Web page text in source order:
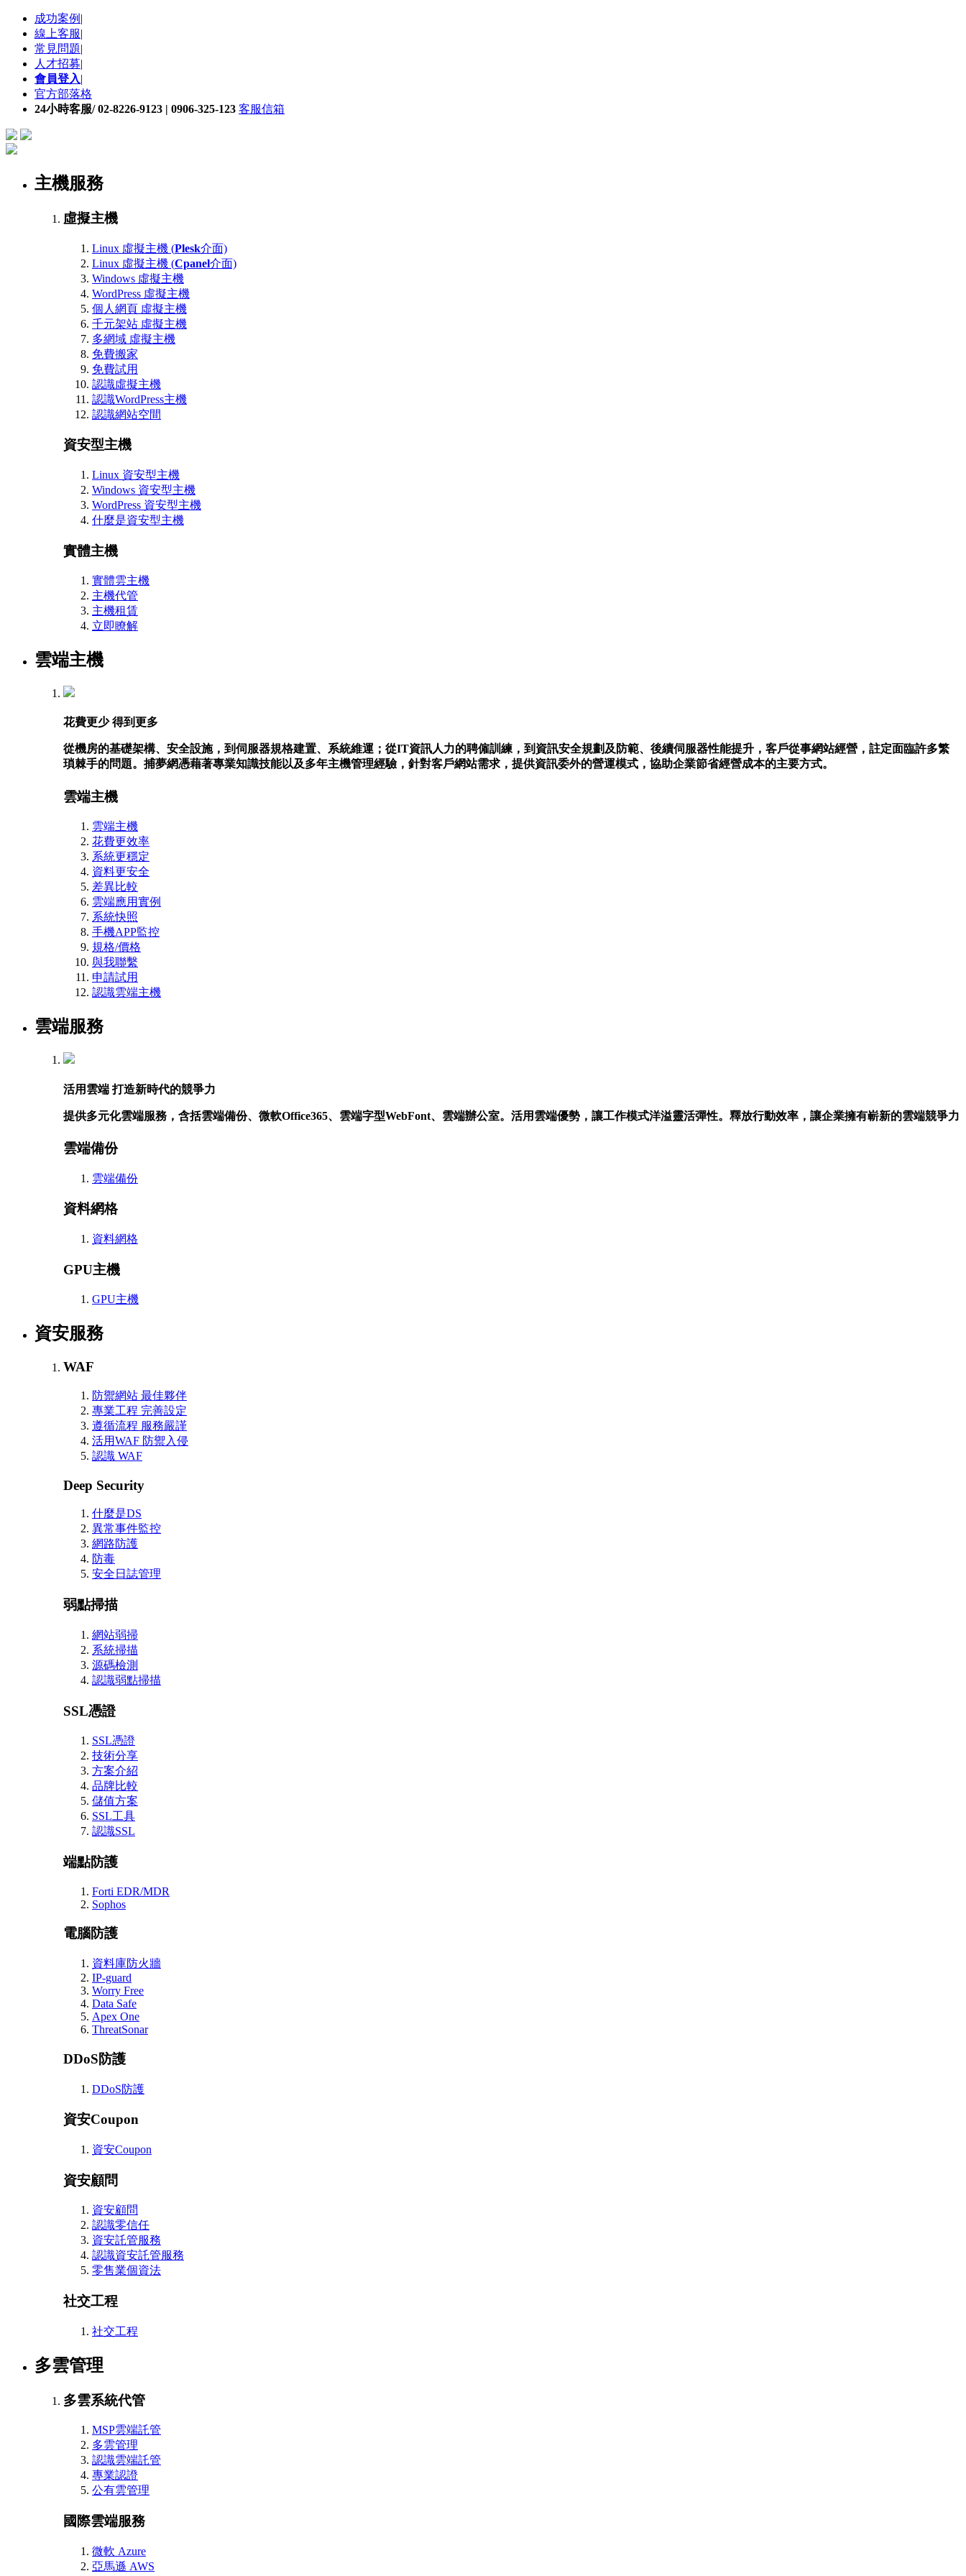
成功案例 |
線上客服|
常見問題|
人才招募|
會員登入|
官方部落格
24小時客服/ 02-8226-9123 | 0906-325-123 客服信箱
主機服務
虛擬主機
Linux 虛擬主機 (Plesk介面)
Linux 虛擬主機 (Cpanel介面)
Windows 虛擬主機
WordPress 虛擬主機
個人網頁 虛擬主機
千元架站 虛擬主機
多網域 虛擬主機
免費搬家
免費試用
認識虛擬主機
認識WordPress主機
認識網站空間
資安型主機
Linux 資安型主機
Windows 資安型主機
WordPress 資安型主機
什麼是資安型主機
實體主機
實體雲主機
主機代管
主機租賃
立即瞭解
雲端主機
花費更少 得到更多
從機房的基礎架構、安全設施，到伺服器規格建置、系統維運；從IT資訊人力的聘僱訓練，到資訊安全規劃及防範、後續伺服器性能提升，客戶從事網站經營，註定面臨許多繁
瑣棘手的問題。捕夢網憑藉著專業知識技能以及多年主機管理經驗，針對客戶網站需求，提供資訊委外的營運模式，協助企業節省經營成本的主要方式。
雲端主機
雲端主機
花費更效率
系統更穩定
資料更安全
差異比較
雲端應用實例
系統快照
手機APP監控
規格/價格
與我聯繫
申請試用
認識雲端主機
雲端服務
活用雲端 打造新時代的競爭力
提供多元化雲端服務，含括雲端備份、微軟Office365、雲端字型WebFont、雲端辦公室。活用雲端優勢，讓工作模式洋溢靈活彈性。釋放行動效率，讓企業擁有嶄新的雲端競爭力
雲端備份
雲端備份
資料網格
資料網格
GPU主機
GPU主機
資安服務
WAF
防禦網站 最佳夥伴
專業工程 完善設定
遵循流程 服務嚴謹
活用WAF 防禦入侵
認識 WAF
Deep Security
什麼是DS
異常事件監控
網路防護
防毒
安全日誌管理
弱點掃描
網站弱掃
系統掃描
源碼檢測
認識弱點掃描
SSL憑證
SSL憑證
技術分享
方案介紹
品牌比較
儲值方案
SSL工具
認識SSL
端點防護
Forti EDR/MDR
Sophos
電腦防護
資料庫防火牆
IP-guard
Worry Free
Data Safe
Apex One
ThreatSonar
DDoS防護
DDoS防護
資安Coupon
資安Coupon
資安顧問
資安顧問
認識零信任
資安託管服務
認識資安託管服務
零售業個資法
社交工程
社交工程
多雲管理
多雲系統代管
MSP雲端託管
多雲管理
認識雲端託管
專業認證
公有雲管理
國際雲端服務
微軟 Azure
亞馬遜 AWS